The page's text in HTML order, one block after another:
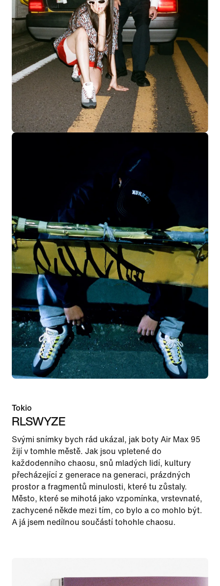
Tokio
RLSWYZE
Svými snímky bych rád ukázal, jak boty Air Max 95
žijí v tomhle městě. Jak jsou vpletené do
každodenního chaosu, snů mladých lidí, kultury
přecházející z generace na generaci, prázdných
prostor a fragmentů minulosti, které tu zůstaly.
Město, které se mihotá jako vzpomínka, vrstevnaté,
zachycené někde mezi tím, co bylo a co mohlo být.
A já jsem nedílnou součástí tohohle chaosu.